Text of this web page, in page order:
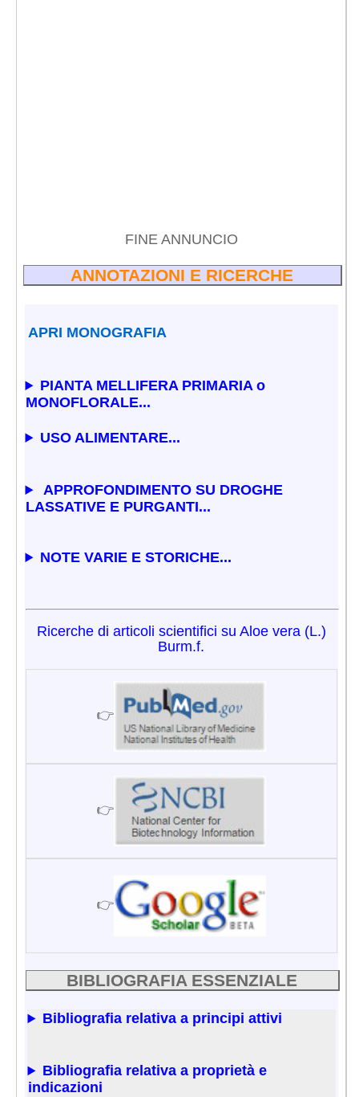
FINE ANNUNCIO
ANNOTAZIONI E RICERCHE
APRI MONOGRAFIA
PIANTA MELLIFERA PRIMARIA o
MONOFLORALE...
USO ALIMENTARE...
APPROFONDIMENTO SU DROGHE
LASSATIVE E PURGANTI...
NOTE VARIE E STORICHE...
Ricerche di articoli scientifici su Aloe vera (L.)
Burm.f.
👉
👉
👉
BIBLIOGRAFIA ESSENZIALE
Bibliografia relativa a principi attivi
Bibliografia relativa a proprietà e
indicazioni